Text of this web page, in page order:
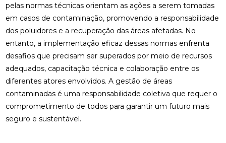
pelas normas técnicas orientam as ações a serem tomadas
em casos de contaminação, promovendo a responsabilidade
dos poluidores e a recuperação das áreas afetadas. No
entanto, a implementação eficaz dessas normas enfrenta
desafios que precisam ser superados por meio de recursos
adequados, capacitação técnica e colaboração entre os
diferentes atores envolvidos. A gestão de áreas
contaminadas é uma responsabilidade coletiva que requer o
comprometimento de todos para garantir um futuro mais
seguro e sustentável.